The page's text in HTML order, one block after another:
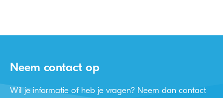
Neem contact op
Wil je informatie of heb je vragen? Neem dan contact